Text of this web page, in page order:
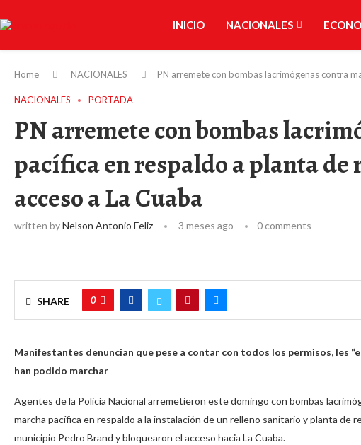
INICIO NACIONALES
Home NACIONALES PN arremete con bombas lacrimógenas contra
NACIONALES PORTADA
PN arremete con bombas
pacífica en respaldo a planta de
acceso a La Cuaba
written byNelson Antonio Feliz 3 meses ago 0 comments
SHARE 0
Manifestantes denuncian que pese a contar con todos los permisos, les
han podido marchar
Agentes de la Policía Nacional arremetieron este domingo con bombas
marcha pacífica en respaldo a la instalación de un relleno sanitario y planta de
municipio Pedro Brand y bloquearon el acceso hacia La Cuaba.